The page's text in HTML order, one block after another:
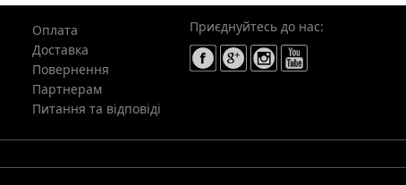
Приєднуйтесь до нас:
Оплата
Доставка
Повернення
Партнерам
Питання та відповіді